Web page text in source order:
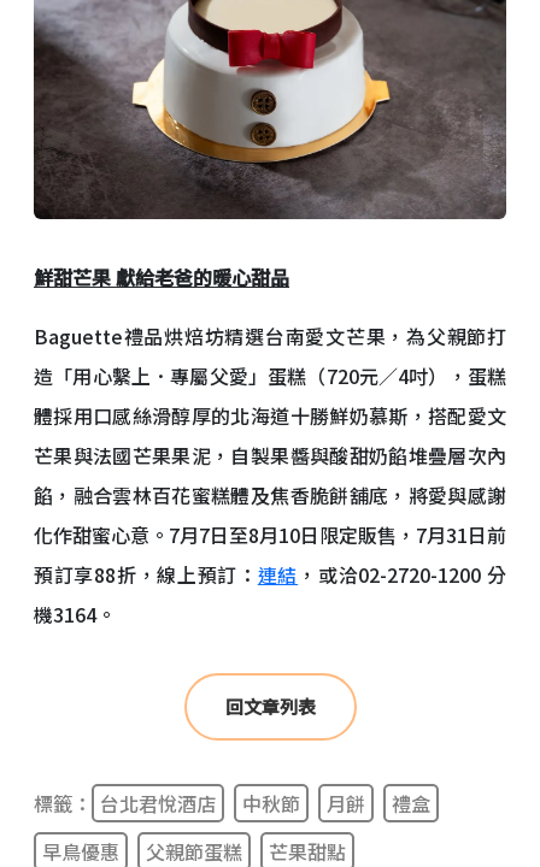
鮮甜芒果獻給老爸的暖心甜品
Baguette禮品烘焙坊精選台南愛文芒果，為父親節打
造「用心繫上．專屬父愛」蛋糕（720元／4吋），蛋糕
體採用口感絲滑醇厚的北海道十勝鮮奶慕斯，搭配愛文
芒果與法國芒果果泥，自製果醬與酸甜奶餡堆疊層次內
餡，融合雲林百花蜜糕體及焦香脆餅舖底，將愛與感謝
化作甜蜜心意。7月7日至8月10日限定販售，7月31日前
預訂享88折，線上預訂： 連結 ，或洽02-2720-1200 分
機3164。
回文章列表
標籤： 台北君悅酒店 中秋節 月餅
禮盒
早鳥優惠
父親節蛋糕 芒果甜點